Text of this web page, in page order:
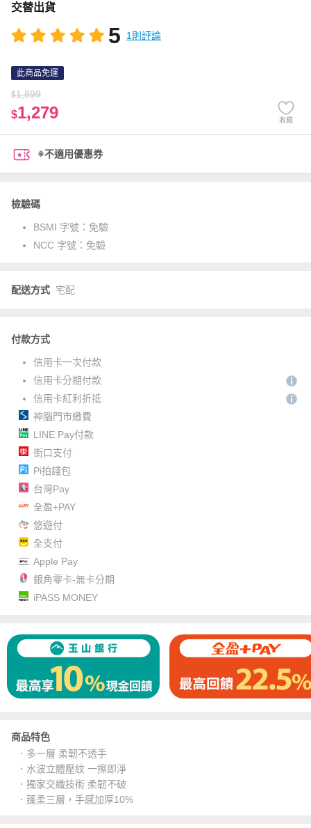
交替出貨
5 1則評論
此商品免運
$1,899
$1,279 收藏
※不適用優惠券
檢驗碼
BSMI 字號： 免驗
NCC 字號： 免驗
配送方式 宅配
付款方式
信用卡一次付款
信用卡分期付款
信用卡紅利折抵
神腦門市繳費
LINE Pay付款
街口支付
Pi拍錢包
台灣Pay
全盈+PAY
悠遊付
全支付
Apple Pay
銀角零卡-無卡分期
iPASS MONEY
商品特色
．多一層 柔韌不透手
．水波立體壓紋 一擦即淨
．獨家交織技術 柔韌不破
．蓬柔三層，手感加厚10%